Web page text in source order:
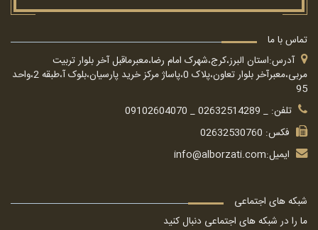
تماس با ما
آدرس:استان البرز،کرج،شهرک امام رضا،معبرماقبل آخر بلوار تربیت
مربی،معبرآخر بلوار تعاون،پلاک 0،پاساژ مرکز خرید پارسیان،بلوک آ،طبقه 2،واحد
95
تلفن: _ 02632514289 _ 09102604070
فکس: 02632530760
ایمیل:info@alborzati.com
شبکه های اجتماعی
ما را در شبکه های اجتماعی دنبال کنید